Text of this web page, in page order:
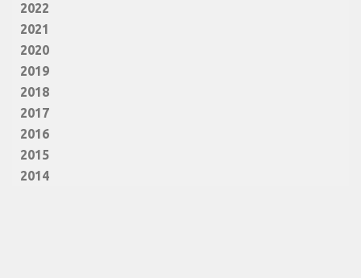
2022
2021
2020
2019
2018
2017
2016
2015
2014